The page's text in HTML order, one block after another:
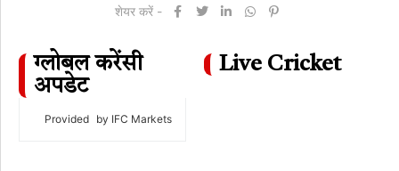
शेयर करें -
ग्लोबल करेंसी
अपडेट
Provided by IFC Markets
Live Cricket